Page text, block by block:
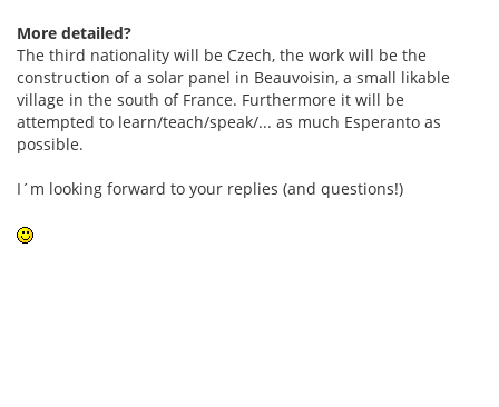
More detailed?
The third nationality will be Czech, the work will be the
construction of a solar panel in Beauvoisin, a small likable
village in the south of France. Furthermore it will be
attempted to learn/teach/speak/... as much Esperanto as
possible.
I´m looking forward to your replies (and questions!)